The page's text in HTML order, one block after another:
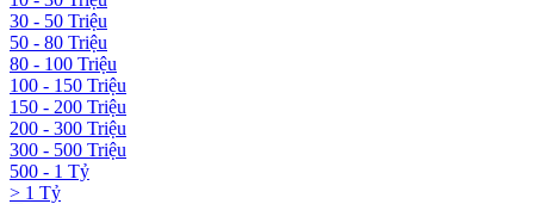
30 - 50 Triệu
50 - 80 Triệu
80 - 100 Triệu
100 - 150 Triệu
150 - 200 Triệu
200 - 300 Triệu
300 - 500 Triệu
500 - 1 Tỷ
> 1 Tỷ